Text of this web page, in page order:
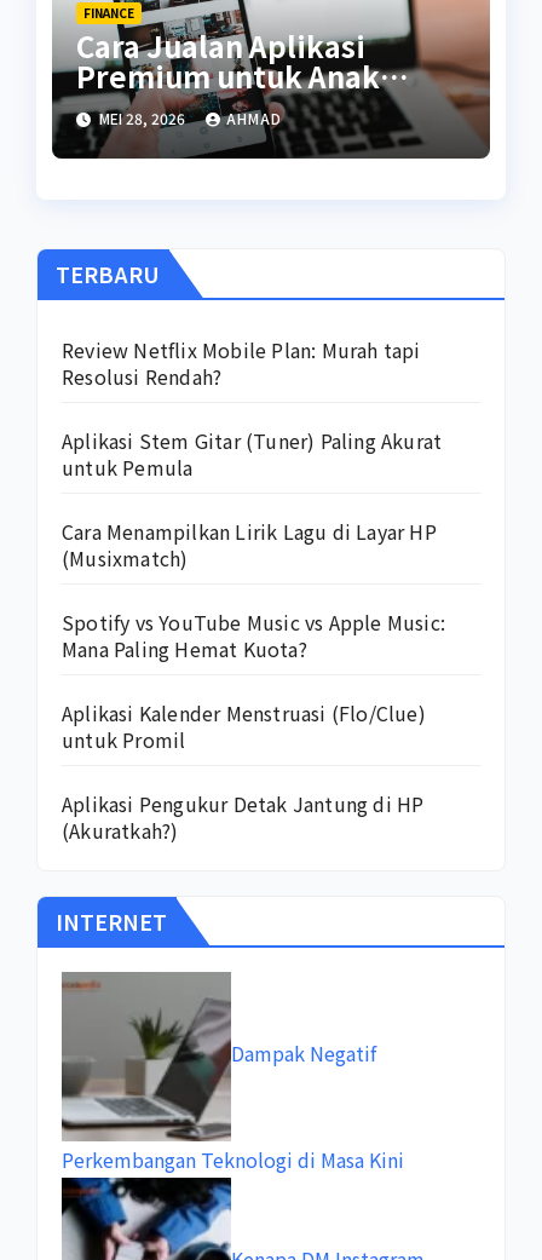
FINANCE
Cara Jualan Aplikasi
Premium untuk Anak
Kuliah
MEI 28, 2026 AHMAD
TERBARU
Review Netflix Mobile Plan: Murah tapi
Resolusi Rendah?
Aplikasi Stem Gitar (Tuner) Paling Akurat
untuk Pemula
Cara Menampilkan Lirik Lagu di Layar HP
(Musixmatch)
Spotify vs YouTube Music vs Apple Music:
Mana Paling Hemat Kuota?
Aplikasi Kalender Menstruasi (Flo/Clue)
untuk Promil
Aplikasi Pengukur Detak Jantung di HP
(Akuratkah?)
INTERNET
Dampak Negatif
Perkembangan Teknologi di Masa Kini